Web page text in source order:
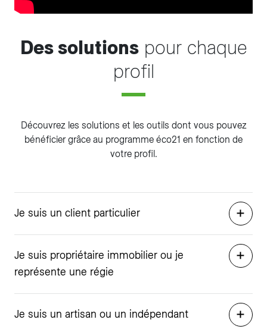
Des solutionspour chaque
profil
Découvrez les solutions et les outils dont vous pouvez
bénéficier grâce au programme éco21 en fonction de
votre profil.
Je suis un client particulier
Je suis propriétaire immobilier ou je
représente une régie
Je suis un artisan ou un indépendant